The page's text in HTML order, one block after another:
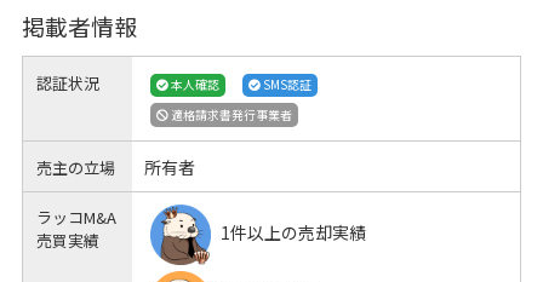
掲載者情報
認証状況 本人確認
SMS認証
適格請求書発行事業者
売主の立場 所有者
ラッコM&A
売買実績
1件以上の売却実績